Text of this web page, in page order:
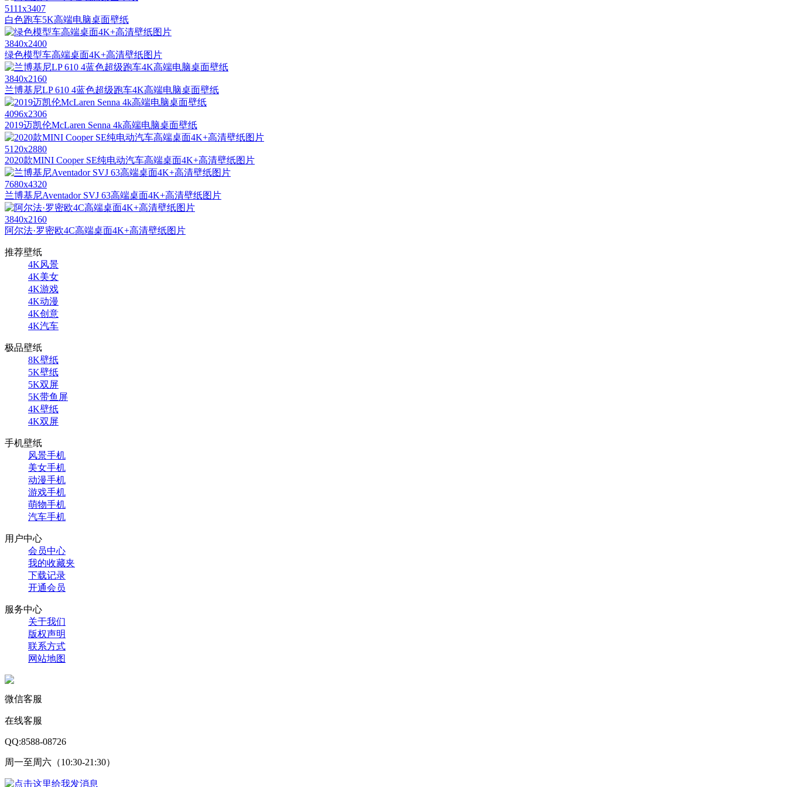
5111x3407
白色跑车5K高端电脑桌面壁纸
3840x2400
绿色模型车高端桌面4K+高清壁纸图片
3840x2160
兰博基尼LP 610 4蓝色超级跑车4K高端电脑桌面壁纸
4096x2306
2019迈凯伦McLaren Senna 4k高端电脑桌面壁纸
5120x2880
2020款MINI Cooper SE纯电动汽车高端桌面4K+高清壁纸图片
7680x4320
兰博基尼Aventador SVJ 63高端桌面4K+高清壁纸图片
3840x2160
阿尔法·罗密欧4C高端桌面4K+高清壁纸图片
推荐壁纸
4K风景
4K美女
4K游戏
4K动漫
4K创意
4K汽车
极品壁纸
8K壁纸
5K壁纸
5K双屏
5K带鱼屏
4K壁纸
4K双屏
手机壁纸
风景手机
美女手机
动漫手机
游戏手机
萌物手机
汽车手机
用户中心
会员中心
我的收藏夹
下载记录
开通会员
服务中心
关于我们
版权声明
联系方式
网站地图
微信客服
在线客服
QQ:8588-08726
周一至周六（10:30-21:30）